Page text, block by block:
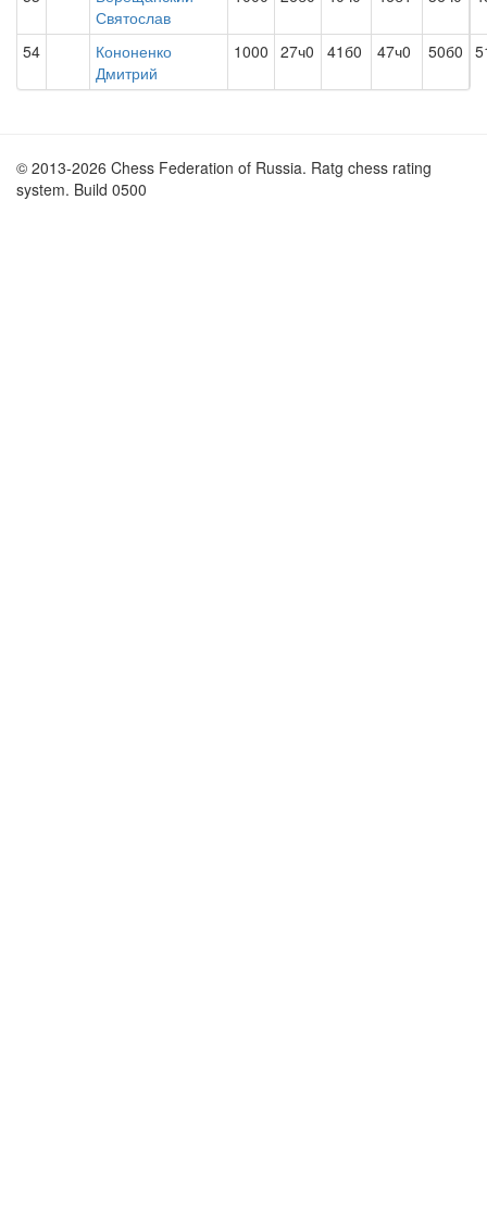
Святослав
54
Кононенко
Дмитрий
1000 27ч0 41б0 47ч0 50б0
© 2013-2026 Chess Federation of Russia. Ratg chess rating
system. Build 0500